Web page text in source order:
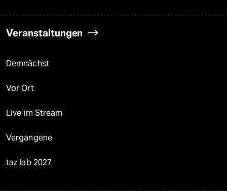
Veranstaltungen
Demnächst
Vor Ort
Live im Stream
Vergangene
taz lab 2027